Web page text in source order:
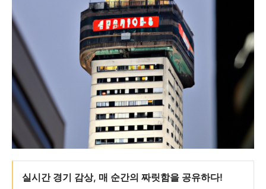
실시간 경기 감상, 매 순간의 짜릿함을 공유하다!